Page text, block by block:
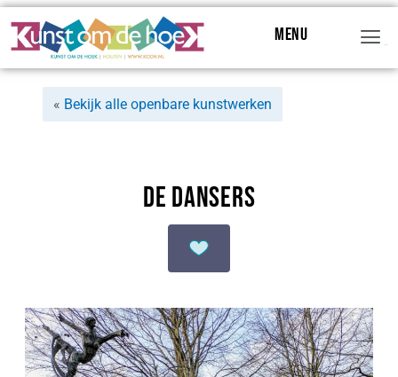
Menu
« Bekijk alle openbare kunstwerken
De Dansers